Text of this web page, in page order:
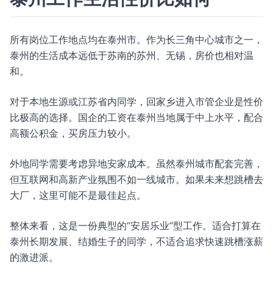
所有岗位工作地点均在泰州市。作为长三角中心城市之一，
泰州的生活成本远低于苏南的苏州、无锡，房价也相对温
和。
对于本地生源或江苏省内同学，回家乡进入市管企业是性价
比极高的选择。国企的工资在泰州当地属于中上水平，配合
高额公积金，买房压力较小。
外地同学需要考虑异地安家成本。虽然泰州城市配套完善，
但互联网和高新产业氛围不如一线城市。如果未来想跳槽去
大厂，这里可能不是最佳起点。
整体来看，这是一份典型的“安居乐业”型工作。适合打算在
泰州长期发展、结婚生子的同学，不适合追求快速跳槽涨薪
的激进派。